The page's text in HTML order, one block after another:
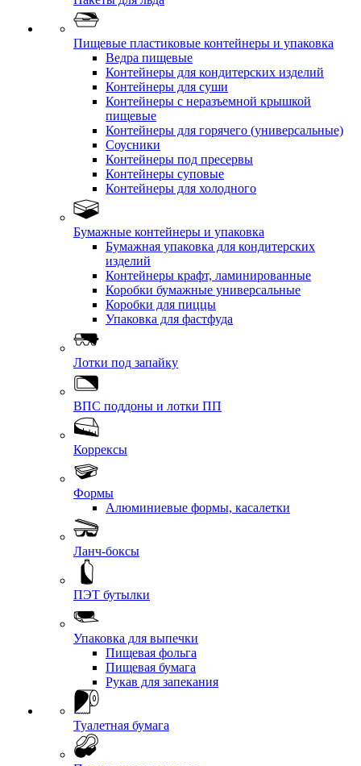
Пищевые пластиковые контейнеры и упаковка
Ведра пищевые
Контейнеры для кондитерских изделий
Контейнеры для суши
Контейнеры с неразъемной крышкой
пищевые
Контейнеры для горячего (универсальные)
Соусники
Контейнеры под пресервы
Контейнеры суповые
Контейнеры для холодного
Бумажные контейнеры и упаковка
Бумажная упаковка для кондитерских
изделий
Контейнеры крафт, ламинированные
Коробки бумажные универсальные
Коробки для пиццы
Упаковка для фастфуда
Лотки под запайку
ВПС поддоны и лотки ПП
Коррексы
Формы
Алюминиевые формы, касалетки
Ланч-боксы
ПЭТ бутылки
Упаковка для выпечки
Пищевая фольга
Пищевая бумага
Рукав для запекания
Туалетная бумага